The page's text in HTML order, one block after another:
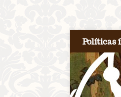
Políticas